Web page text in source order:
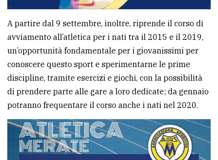
A partire dal 9 settembre, inoltre, riprende il corso di
avviamento all’atletica per i nati tra il 2015 e il 2019,
un’opportunità fondamentale per i giovanissimi per
conoscere questo sport e sperimentarne le prime
discipline, tramite esercizi e giochi, con la possibilità
di prendere parte alle gare a loro dedicate; da gennaio
potranno frequentare il corso anche i nati nel 2020.